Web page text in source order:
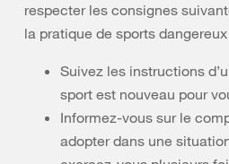
respecter les consignes
la pratique de sports
Suivez les instructions
sport est nouveau pour
Informez-vous sur le
adopter dans une